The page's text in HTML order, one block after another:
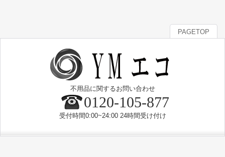
PAGETOP
不用品に関するお問い合わせ
0120-105-877
受付時間0:00~24:00 24時間受け付け